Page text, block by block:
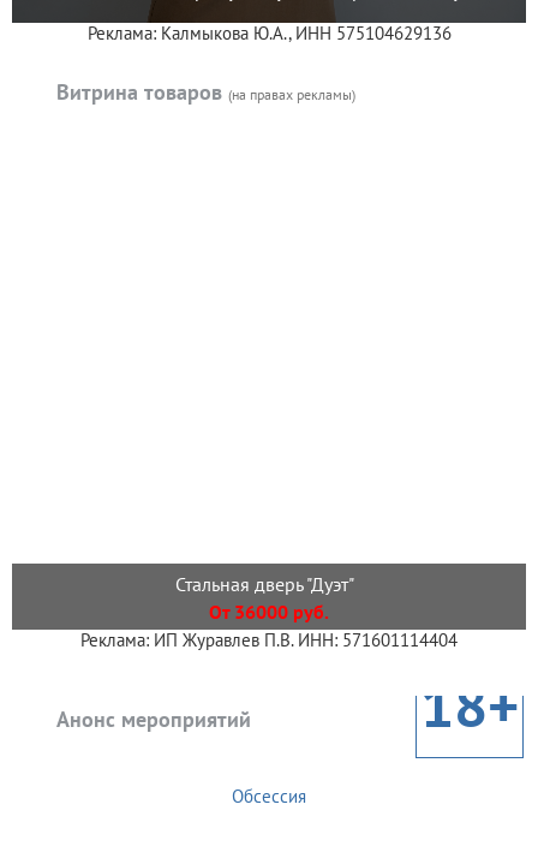
Реклама: Калмыкова Ю.А., ИНН 575104629136
Витрина товаров (на правах рекламы)
Стальная дверь "Дуэт"
От 36000 руб.
Реклама: ИП Журавлев П.В. ИНН: 571601114404
Анонс мероприятий 18+
Обсессия